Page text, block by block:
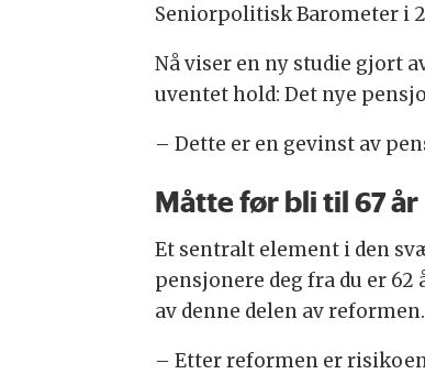
Seniorpolitisk Barometer i
Nå viser en ny studie gjort
uventet hold: Det nye
– Dette er en gevinst av
Måtte før bli til 67 år
Et sentralt element i den
pensjonere deg fra du er
av denne delen av reformen.
– Etter reformen er